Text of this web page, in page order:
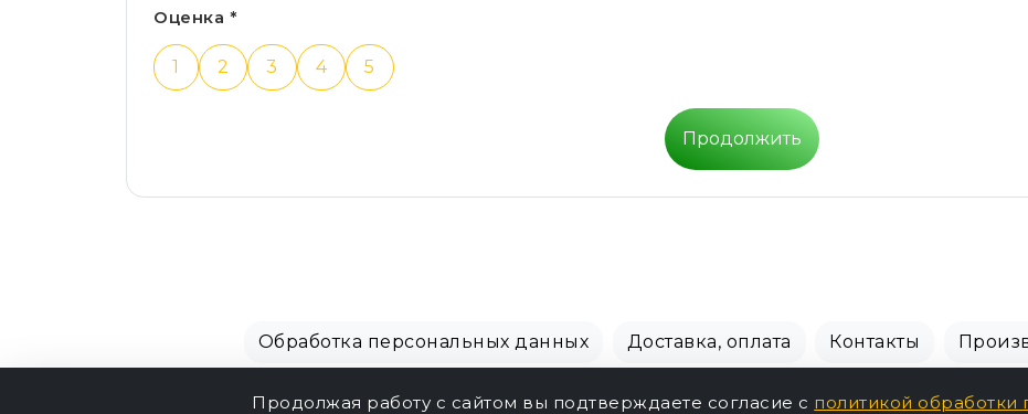
Оценка *
1 2 3 4 5
Продолжить
Обработка персональных данных Доставка, оплата Контакты
Продолжая работу с сайтом вы подтверждаете согласие с политикой